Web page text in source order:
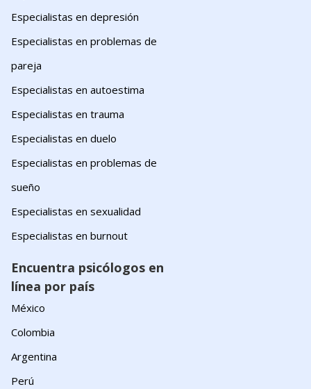
Especialistas en depresión
Especialistas en problemas de
pareja
Especialistas en autoestima
Especialistas en trauma
Especialistas en duelo
Especialistas en problemas de
sueño
Especialistas en sexualidad
Especialistas en burnout
Encuentra psicólogos en
línea por país
México
Colombia
Argentina
Perú